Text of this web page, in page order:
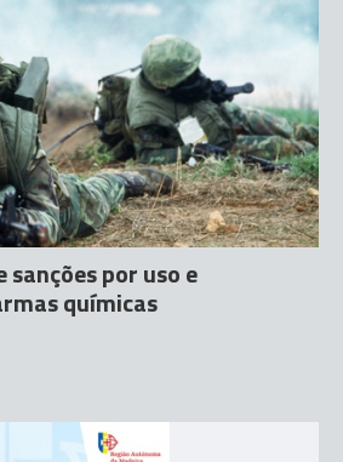
sanções por uso e
químicas